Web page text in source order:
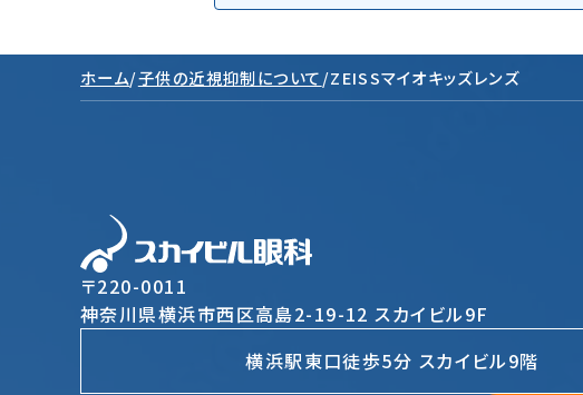
ホーム/子供の近視抑制について/ZEISSマイオキッズレンズ
〒220-0011
神奈川県横浜市西区高島2-19-12 スカイビル9F
横浜駅東口徒歩5分 スカイビル9階